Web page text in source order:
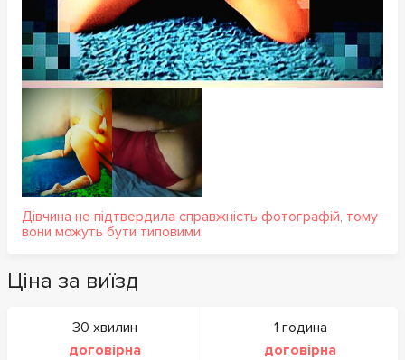
Дівчина не підтвердила справжність фотографій, тому
вони можуть бути типовими.
Ціна за виїзд
30 хвилин
договірна
1 година
договірна